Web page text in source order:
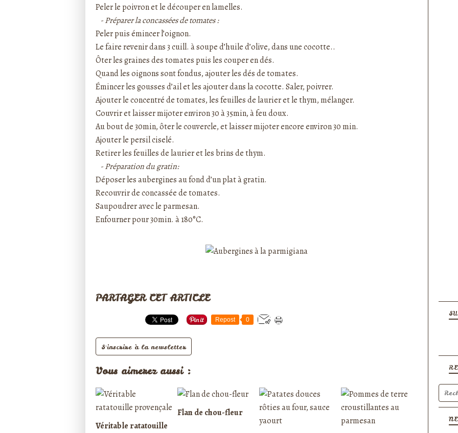
Peler le poivron et le découper en lamelles.
-Préparer la concassées de tomates :
Peler puis émincer l’oignon.
Le faire revenir dans 3 cuill. à soupe d’huile d’olive, dans une cocotte..
Ôter les graines des tomates puis les couper en dés.
Quand les oignons sont fondus, ajouter les dés de tomates.
Émincer les gousses d’ail et les ajouter dans la cocotte. Saler, poivrer.
Ajouter le concentré de tomates, les feuilles de laurier et le thym, mélanger.
Couvrir et laisser mijoter environ 30 à 35min, à feu doux.
Au bout de 30min, ôter le couvercle, et laisser mijoter encore environ 30 min.
Ajouter le persil ciselé.
Retirer les feuilles de laurier et les brins de thym.
-Préparation du gratin:
Déposer les aubergines au fond d’un plat à gratin.
Recouvrir de concassée de tomates.
Saupoudrer avec le parmesan.
Enfourner pour 30min. à 180°C.
PARTAGER CET ARTICLE
Repost 0
S'inscrire à la newsletter
Vous aimerez aussi :
Véritable ratatouille
Flan de chou-fleur